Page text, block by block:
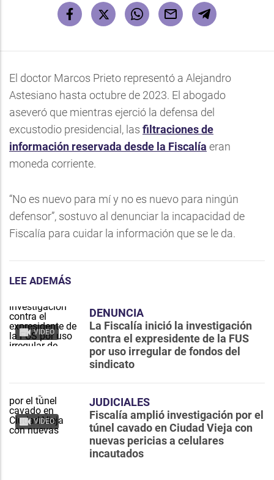
El doctor Marcos Prieto representó a Alejandro
Astesiano hasta octubre de 2023. El abogado
aseveró que mientras ejerció la defensa del
excustodio presidencial, las filtraciones de
información reservada desde la Fiscalía eran
moneda corriente.
“No es nuevo para mí y no es nuevo para ningún
defensor”, sostuvo al denunciar la incapacidad de
Fiscalía para cuidar la información que se le da.
LEE ADEMÁS
VIDEO
DENUNCIA
La Fiscalía inició la investigación
contra el expresidente de la FUS
por uso irregular de fondos del
sindicato
VIDEO
JUDICIALES
Fiscalía amplió investigación por el
túnel cavado en Ciudad Vieja con
nuevas pericias a celulares
incautados